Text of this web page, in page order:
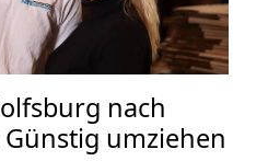
nach
umziehen